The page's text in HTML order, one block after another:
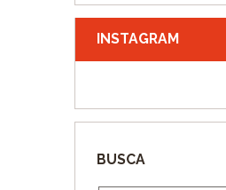
INSTAGRAM
BUSCA